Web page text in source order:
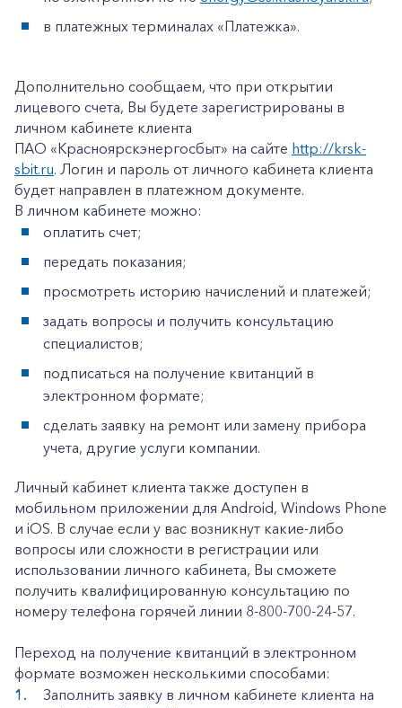
+7-800-700-24-57
Заказать обратный звонок
Частным клиентам
Корпоративным клиентам
в платежных терминалах «Платежка».
Дополнительно сообщаем, что при открытии
лицевого счета, Вы будете зарегистрированы в
личном кабинете клиента
ПАО «Красноярскэнергосбыт» на сайте http://krsk-
sbit.ru. Логин и пароль от личного кабинета клиента
будет направлен в платежном документе.
В личном кабинете можно:
оплатить счет;
передать показания;
просмотреть историю начислений и платежей;
задать вопросы и получить консультацию
специалистов;
подписаться на получение квитанций в
электронном формате;
сделать заявку на ремонт или замену прибора
учета, другие услуги компании.
Личный кабинет клиента также доступен в
мобильном приложении для Android, Windows Phone
и iOS. В случае если у вас возникнут какие-либо
вопросы или сложности в регистрации или
использовании личного кабинета, Вы сможете
получить квалифицированную консультацию по
номеру телефона горячей линии 8-800-700-24-57.
Переход на получение квитанций в электронном
формате возможен несколькими способами:
Заполнить заявку в личном кабинете клиента на